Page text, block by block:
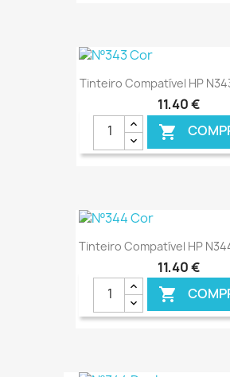
Tinteiro Compatível HP
11,40 €

Tinteiro Compatível HP
11,40 €
